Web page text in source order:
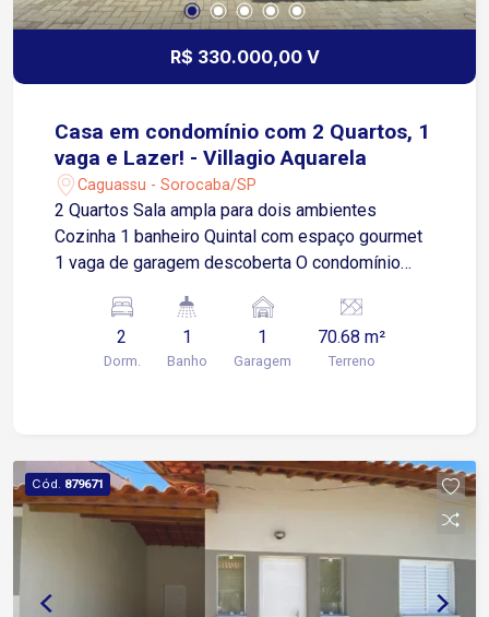
R$ 330.000,00 V
Casa em condomínio com 2 Quartos, 1
vaga e Lazer! - Villagio Aquarela
Caguassu - Sorocaba/SP
2 Quartos Sala ampla para dois ambientes
Cozinha 1 banheiro Quintal com espaço gourmet
1 vaga de garagem descoberta O condomínio
Localização privilegiada: Fácil acesso à Av.
Ipanema, próximo a supermercados, diversos
comércios e ao Rede Bom Lugar.
2
Dorm.
1
Banho
1
Garagem
70.68 m²
Terreno
Cód. 879671